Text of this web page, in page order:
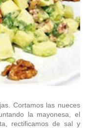
Cortamos las nueces
la mayonesa, el
rectificamos de sal y